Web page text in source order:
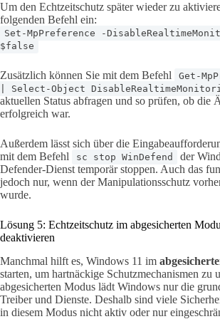
Um den Echtzeitschutz später wieder zu
folgenden Befehl ein:
Set-MpPreference -
$false
Zusätzlich können Sie mit dem Befehl
Get-
| Select-Object
aktuellen Status abfragen und so prüfen, ob die
erfolgreich war.
Außerdem lässt sich über die
mit dem Befehl
sc stop WinDefend
der
Defender-Dienst temporär stoppen. Auch das
jedoch nur, wenn der Manipulationsschutz
wurde.
Lösung 5: Echtzeitschutz im abgesicherten
deaktivieren
Manchmal hilft es, Windows 11 im
starten, um hartnäckige Schutzmechanismen zu
abgesicherten Modus lädt Windows nur die
Treiber und Dienste. Deshalb sind viele
in diesem Modus nicht aktiv oder nur